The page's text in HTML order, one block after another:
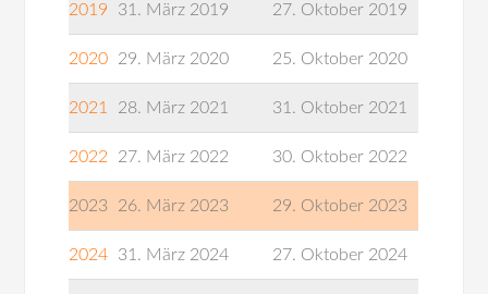
2019 31. März 2019 27. Oktober 2019
2020 29. März 2020 25. Oktober 2020
2021 28. März 2021 31. Oktober 2021
2022 27. März 2022 30. Oktober 2022
2023 26. März 2023 29. Oktober 2023
2024 31. März 2024 27. Oktober 2024